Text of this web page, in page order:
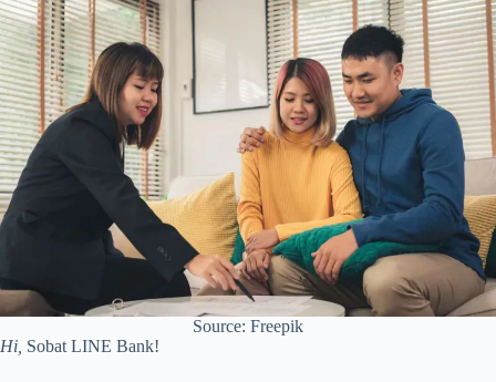
Source: Freepik
Hi, Sobat LINE Bank!